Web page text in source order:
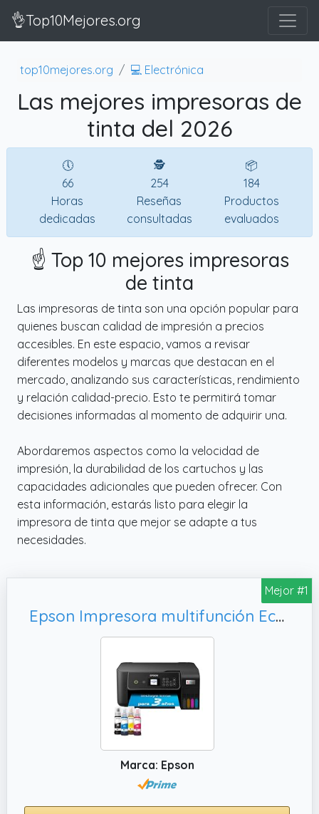
👌Top10Mejores.org
top10mejores.org 💻 Electrónica
Las mejores impresoras de
tinta del 2026
🕔
66
Horas
dedicadas
🕵
254
Reseñas
consultadas
📦
184
Productos
evaluados
☝️ Top 10 mejores impresoras
de tinta
Las impresoras de tinta son una opción popular para
quienes buscan calidad de impresión a precios
accesibles. En este espacio, vamos a revisar
diferentes modelos y marcas que destacan en el
mercado, analizando sus características, rendimiento
y relación calidad-precio. Esto te permitirá tomar
decisiones informadas al momento de adquirir una.
Abordaremos aspectos como la velocidad de
impresión, la durabilidad de los cartuchos y las
capacidades adicionales que pueden ofrecer. Con
esta información, estarás listo para elegir la
impresora de tinta que mejor se adapte a tus
necesidades.
Mejor #1
Epson Impresora multifunción EcoTank ET-2870 A4 con depósito de Tinta, conexión Wi-Fi y hasta 3 años de Tinta incluida
Marca: Epson